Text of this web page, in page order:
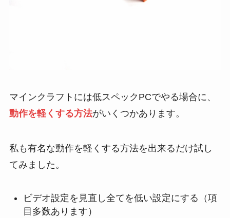
マインクラフトには低スペックPCでやる場合に、
動作を軽くする方法がいくつかあります。
私も有名な動作を軽くする方法を出来るだけ試し
てみました。
ビデオ設定を見直し全てを低い設定にする（項
目多数あります）